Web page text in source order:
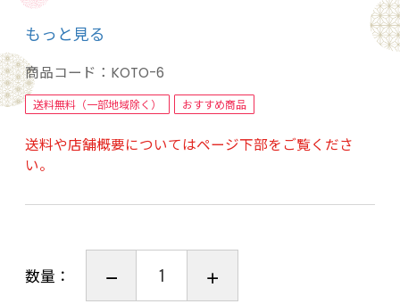
てにおいて最高のバランスを誇るこの部位を、
最も美味しく召し上がっていただくためにたど
り着いたのが、松喜屋独自の「こだわりの厚
さ」です。
厚すぎず、薄すぎず。職人の手によって計算され
たそのスライスは、すき焼きの割り下ともよく
絡み、しゃぶしゃぶの出汁にくぐらせれば瞬時
く、どちらの料理でも最高のパフォーマンスを
発揮する一品です。
もっと見る
商品コード： KOTO-6
送料無料（一部地域除く） おすすめ商品
送料や店舗概要についてはページ下部をご覧くださ
い。
数量：